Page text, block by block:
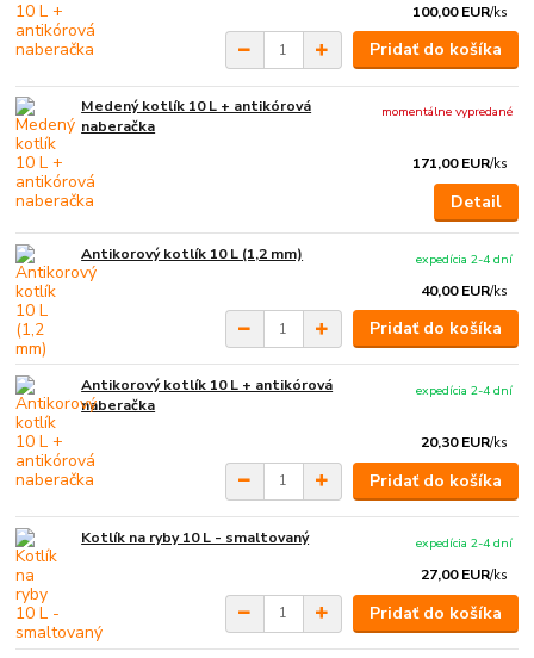
100,00 EUR/ks
Pridať do košíka
Medený kotlík 10 L + antikórová
naberačka
171,00 EUR/ks
momentálne vypredané
Detail
Antikorový kotlík 10 L (1,2 mm)
40,00 EUR/ks
expedícia 2-4 dní
Pridať do košíka
Antikorový kotlík 10 L + antikórová
naberačka
20,30 EUR/ks
expedícia 2-4 dní
Pridať do košíka
Kotlík na ryby 10 L - smaltovaný
27,00 EUR/ks
expedícia 2-4 dní
Pridať do košíka